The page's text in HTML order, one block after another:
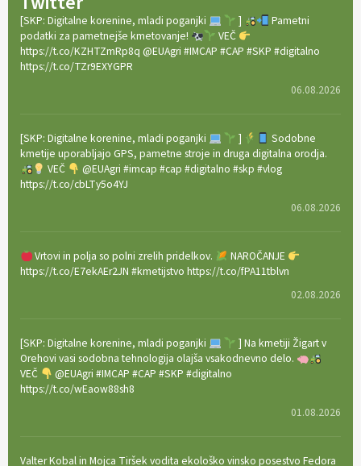
[SKP: Digitalne korenine, mladi poganjki ]
Pametni
podatki za pametnejše kmetovanje!
VEČ
https://t.co/KZHTZmRp8q @EUAgri #IMCAP #CAP #SKP #digitalno
https://t.co/TZr9EXYGPR
06.08.2026
[SKP: Digitalne korenine, mladi poganjki ]
Sodobne
kmetije uporabljajo GPS, pametne stroje in druga digitalna orodja.
VEČ
@EUAgri #imcap #cap #digitalno #skp #vlog
https://t.co/cbLTy5o4YJ
06.08.2026
Vrtovi in polja so polni zrelih pridelkov.
NAROČANJE
https://t.co/E7ekAEr2JN #kmetijstvo https://t.co/fPA11tblvn
02.08.2026
[SKP: Digitalne korenine, mladi poganjki
] Na kmetiji Žigart v
Orehovi vasi sodobna tehnologija olajša vsakodnevno delo.
VEČ
@EUAgri #IMCAP #CAP #SKP #digitalno
https://t.co/wEaow88sh8
01.08.2026
Valter Kobal in Mojca Tiršek vodita ekološko vinsko posestvo Fedora